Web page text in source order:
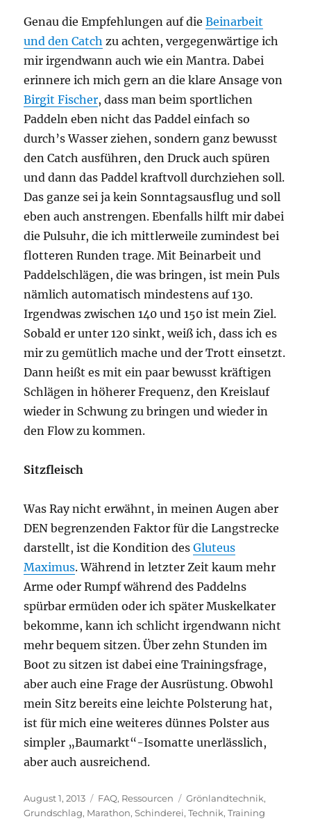
Genau die Empfehlungen auf dieBeinarbeit
und den Catch zu achten, vergegenwärtige ich
mir irgendwann auch wie ein Mantra. Dabei
erinnere ich mich gern an die klare Ansage von
Birgit Fischer, dass man beim sportlichen
Paddeln eben nicht das Paddel einfach so
durch’s Wasser ziehen, sondern ganz bewusst
den Catch ausführen, den Druck auch spüren
und dann das Paddel kraftvoll durchziehen soll.
Das ganze sei ja kein Sonntagsausflug und soll
eben auch anstrengen. Ebenfalls hilft mir dabei
die Pulsuhr, die ich mittlerweile zumindest bei
flotteren Runden trage. Mit Beinarbeit und
Paddelschlägen, die was bringen, ist mein Puls
nämlich automatisch mindestens auf 130.
Irgendwas zwischen 140 und 150 ist mein Ziel.
Sobald er unter 120 sinkt, weiß ich, dass ich es
mir zu gemütlich mache und der Trott einsetzt.
Dann heißt es mit ein paar bewusst kräftigen
Schlägen in höherer Frequenz, den Kreislauf
wieder in Schwung zu bringen und wieder in
den Flow zu kommen.
Sitzfleisch
Was Ray nicht erwähnt, in meinen Augen aber
DEN begrenzenden Faktor für die Langstrecke
darstellt, ist die Kondition desGluteus
Maximus. Während in letzter Zeit kaum mehr
Arme oder Rumpf während des Paddelns
spürbar ermüden oder ich später Muskelkater
bekomme, kann ich schlicht irgendwann nicht
mehr bequem sitzen. Über zehn Stunden im
Boot zu sitzen ist dabei eine Trainingsfrage,
aber auch eine Frage der Ausrüstung. Obwohl
mein Sitz bereits eine leichte Polsterung hat,
ist für mich eine weiteres dünnes Polster aus
simpler „Baumarkt“-Isomatte unerlässlich,
aber auch ausreichend.
Veröffentlicht
am
August 1, 2013 Kategorien
FAQ, Ressourcen Schlagwörter
Grönlandtechnik,
Grundschlag, Marathon,Schinderei,Technik,Training